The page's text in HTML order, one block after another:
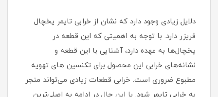
دلایل زیادی وجود دارد که نشان از خرابی تایمر یخچال
فریزر دارد. با توجه به اهمیتی که این قطعه در
یخچال‌ها به عهده دارد، آشنایی با این قطعه و
نشانه‌های خرابی این محصول برای تکنسین ‌های تهویه
مطبوع ضروری است. خرابی قطعات زیادی می‌تواند منجر
به خرابی تایمر شود. با این حال در ادامه به اصلی‌ترین